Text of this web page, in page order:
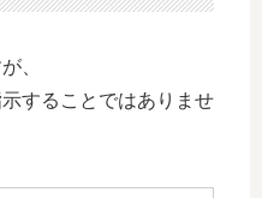
、
することではありませ